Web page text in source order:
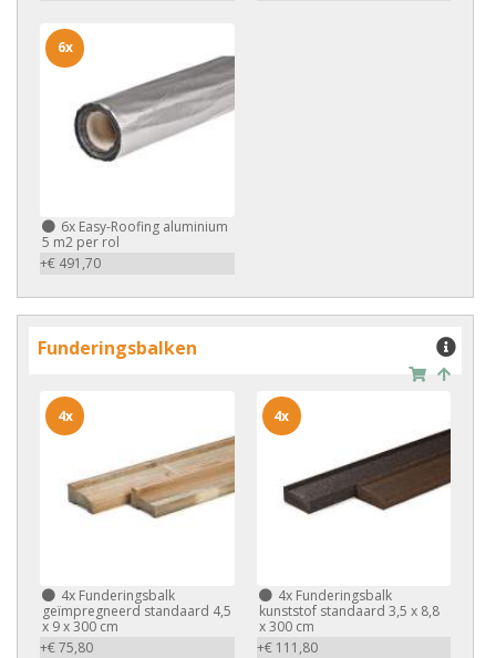
6x Easy-Roofing aluminium
5 m2 per rol
+€ 491,70
6x
Funderingsbalken
4x Funderingsbalk
geïmpregneerd standaard 4,5
x 9 x 300 cm
+€ 75,80
4x
4xFunderingsbalk
kunststof standaard 3,5 x 8,8
x 300 cm
+€ 111,80
4x